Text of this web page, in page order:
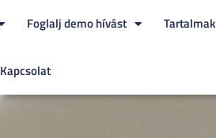
Foglalj demo hívást Tartalmak
Kapcsolat